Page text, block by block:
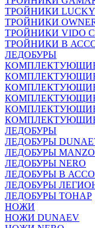
ТРОЙНИКИ LUCKY
ТРОЙНИКИ
ТРОЙНИКИ VIDO
ТРОЙНИКИ В
ЛЕДОБУРЫ
КОМПЛЕКТУЮЩИЕ
КОМПЛЕКТУЮЩИЕ
ЛЕДОБУРЫ
ЛЕДОБУРЫ
ЛЕДОБУРЫ
ЛЕДОБУРЫ NERO
ЛЕДОБУРЫ В
ЛЕДОБУРЫ
ЛЕДОБУРЫ ТОНАР
НОЖИ
НОЖИ DUNAEV